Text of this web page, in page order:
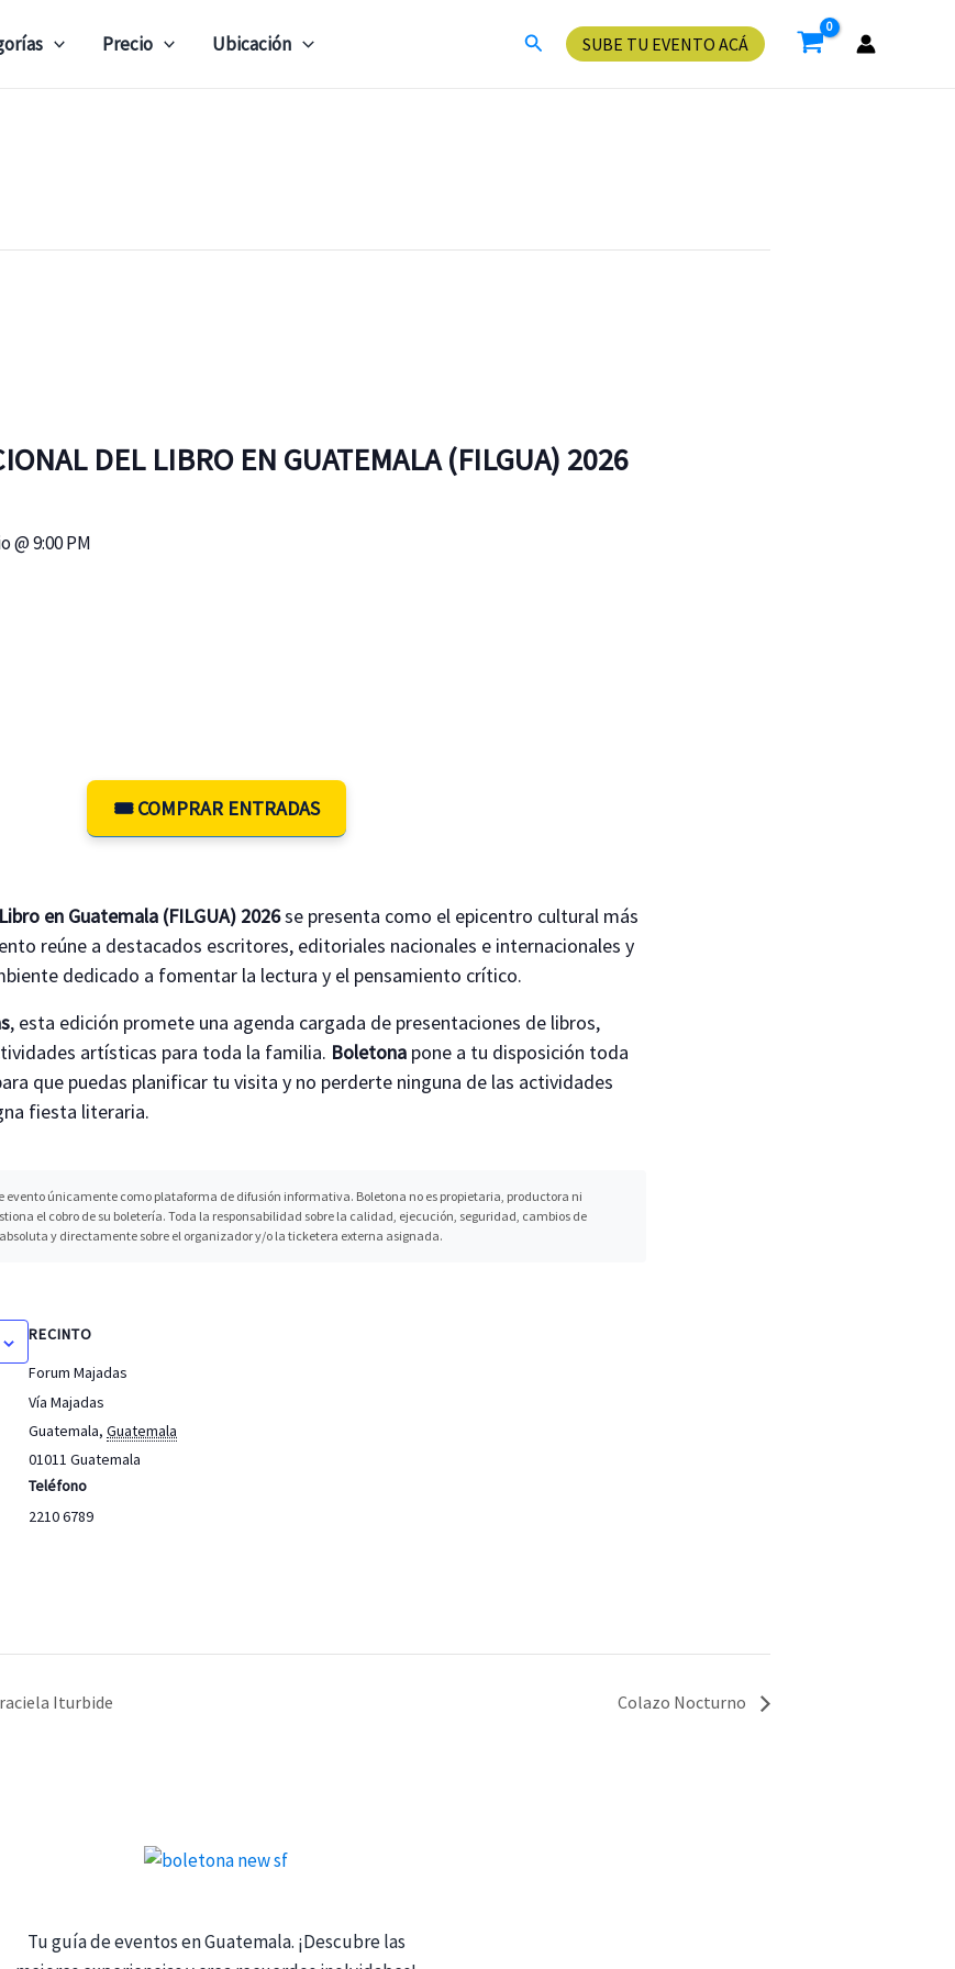
Precio Ubicación Buscar SUBE TU EVENTO ACÁ
DEL LIBRO EN GUATEMALA (FILGUA) 2026
@ 9:00 PM
🎟️ COMPRAR ENTRADAS
en Guatemala (FILGUA) 2026se presenta como el epicentro cultural más
reúne a destacados escritores, editoriales nacionales e internacionales y
dedicado a fomentar la lectura y el pensamiento crítico.
, esta edición promete una agenda cargada de presentaciones de libros,
artísticas para toda la familia. Boletona pone a tu disposición toda
que puedas planificar tu visita y no perderte ninguna de las actividades
fiesta literaria.
evento únicamente como plataforma de difusión informativa. Boletona no es propietaria, productora ni
el cobro de su boletería. Toda la responsabilidad sobre la calidad, ejecución, seguridad, cambios de
y directamente sobre el organizador y/o la ticketera externa asignada.
RECINTO
Forum Majadas
Vía Majadas
Guatemala, Guatemala
01011 Guatemala
Teléfono
2210 6789
Iturbide Colazo Nocturno
Tu guía de eventos en Guatemala. ¡Descubre las